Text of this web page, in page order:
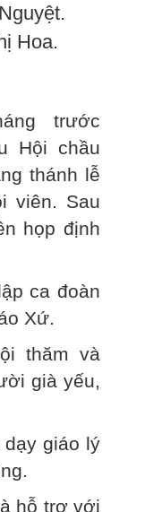
Hoa.
trước
Hội chầu
thánh lễ
viên. Sau
họp định
ca đoàn
Xứ.
thăm và
già yếu,
giáo lý
hỗ trợ với